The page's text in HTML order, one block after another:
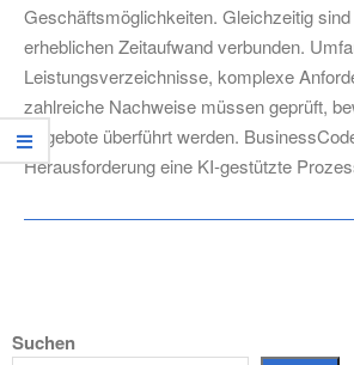
Geschäftsmöglichkeiten. Gleichzeitig
erheblichen Zeitaufwand verbunden.
Leistungsverzeichnisse, komplexe
zahlreiche Nachweise müssen geprüft,
Angebote überführt werden.
Herausforderung eine KI-gestützte
Suchen